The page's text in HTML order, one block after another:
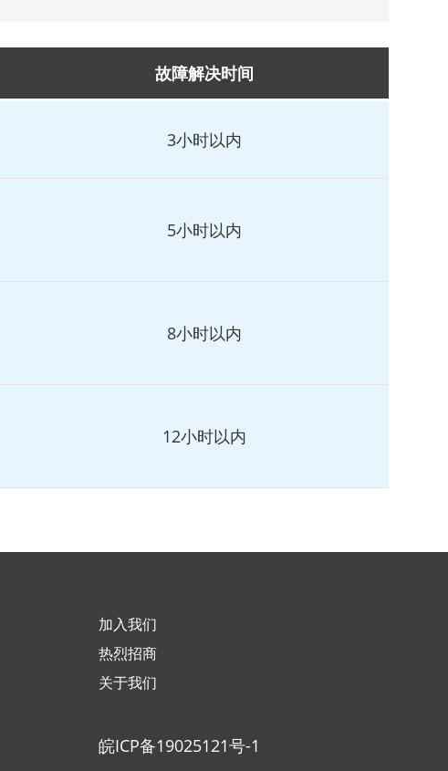
故障解决时间
3小时以内
5小时以内
8小时以内
12小时以内
加入我们
热烈招商
关于我们
皖ICP备19025121号-1